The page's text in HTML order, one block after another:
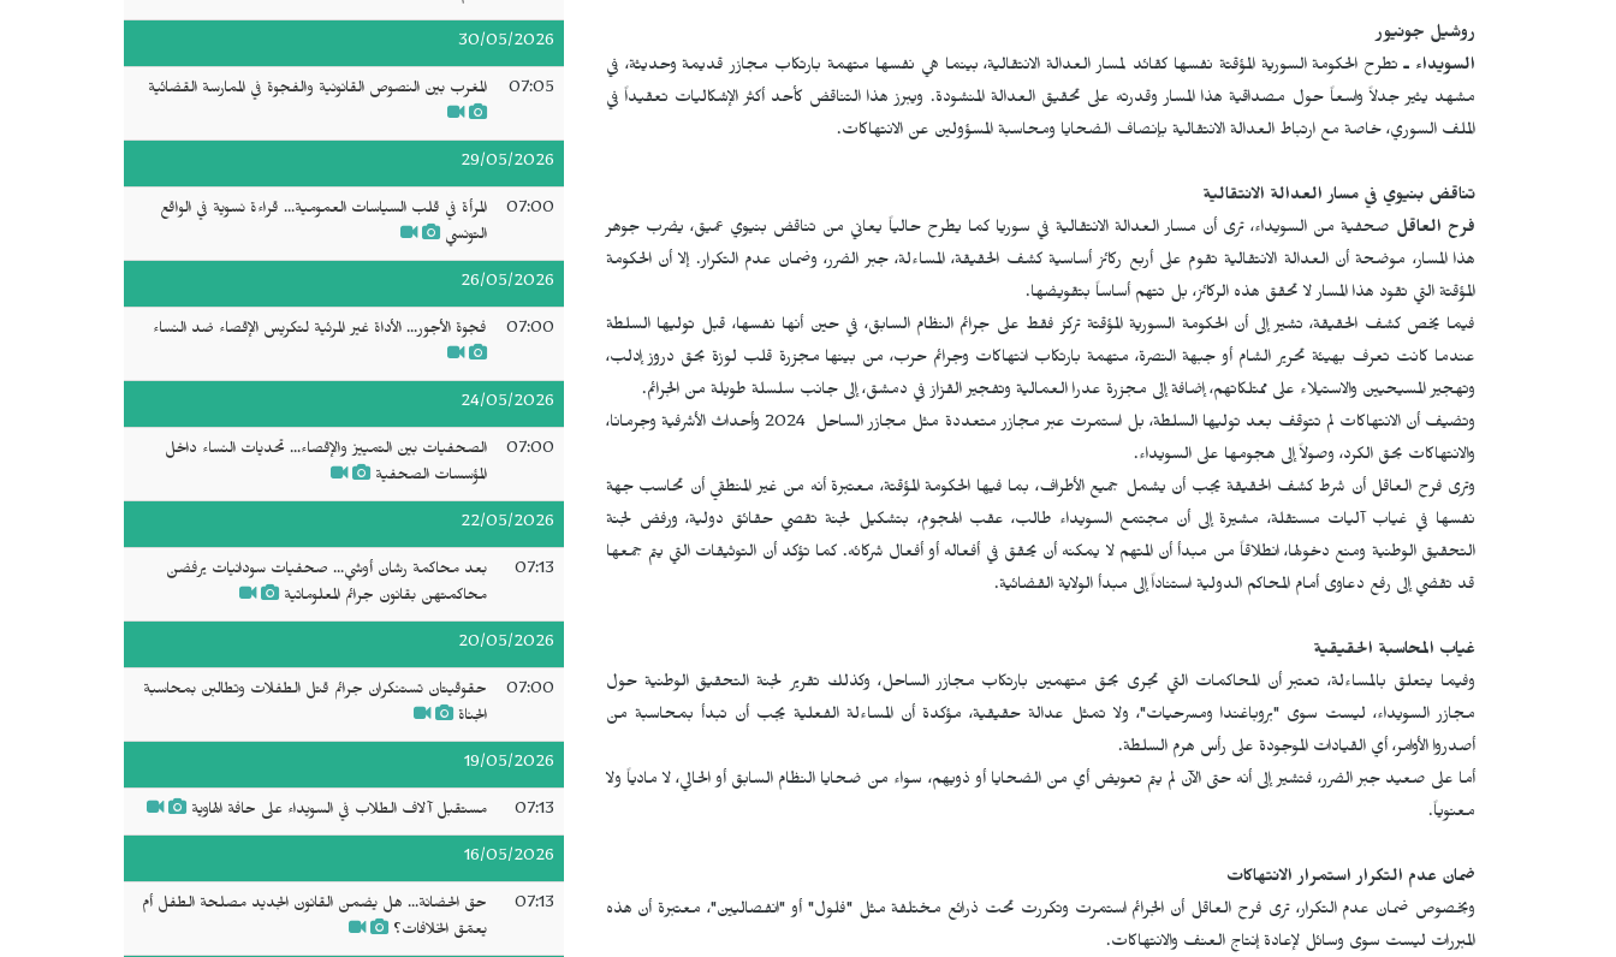
روشيل جونيور
السويداء ـتطرح الحكومة السورية المؤقتة نفسها كقائد لمسار العدالة الانتقالية، بينما هي نفسها متهمة بارتكاب مجازر قديمة وحديثة، في
مشهد يثير جدلاً واسعاً حول مصداقية هذا المسار وقدرته على تحقيق العدالة المنشودة. ويبرز هذا التناقض كأحد أكثر الإشكاليات تعقيداً في
الملف السوري، خاصة مع ارتباط العدالة الانتقالية بإنصاف الضحايا ومحاسبة المسؤولين عن الانتهاكات.
تناقض بنيوي في مسار العدالة الانتقالية
فرح العاقل صحفية من السويداء، ترى أن مسار العدالة الانتقالية في سوريا كما يطرح حالياً يعاني من تناقض بنيوي عميق، يضرب جوهر
هذا المسار، موضحة أن العدالة الانتقالية تقوم على أربع ركائز أساسية كشف الحقيقة، المساءلة، جبر الضرر، وضمان عدم التكرار. إلا أن الحكومة
المؤقتة التي تقود هذا المسار لا تحقق هذه الركائز، بل تتهم أساساً بتقويضها.
فيما يخص كشف الحقيقة، تشير إلى أن الحكومة السورية المؤقتة تركز فقط على جرائم النظام السابق، في حين أنها نفسها، قبل توليها السلطة
عندما كانت تعرف بهيئة تحرير الشام أو جبهة النصرة، متهمة بارتكاب انتهاكات وجرائم حرب، من بينها مجزرة قلب لوزة بحق دروز إدلب،
وتهجير المسيحيين والاستيلاء على ممتلكاتهم، إضافة إلى مجزرة عدرا العمالية وتفجير القزاز في دمشق، إلى جانب سلسلة طويلة من الجرائم.
وتضيف أن الانتهاكات لم تتوقف بعد توليها السلطة، بل استمرت عبر مجازر متعددة مثل مجازر الساحل 2024 وأحداث الأشرفية وجرمانا،
والانتهاكات بحق الكرد، وصولاً إلى هجومها على السويداء.
وترى فرح العاقل أن شرط كشف الحقيقة يجب أن يشمل جميع الأطراف، بما فيها الحكومة المؤقتة، معتبرة أنه من غير المنطقي أن تحاسب جهة
نفسها في غياب آليات مستقلة، مشيرة إلى أن مجتمع السويداء طالب، عقب الهجوم، بتشكيل لجنة تقصي حقائق دولية، ورفض لجنة
التحقيق الوطنية ومنع دخولها، انطلاقاً من مبدأ أن المتهم لا يمكنه أن يحقق في أفعاله أو أفعال شركائه. كما تؤكد أن التوثيقات التي يتم جمعها
قد تقضي إلى رفع دعاوى أمام المحاكم الدولية استناداً إلى مبدأ الولاية القضائية.
غياب المحاسبة الحقيقية
وفيما يتعلق بالمساءلة، تعتبر أن المحاكمات التي تجرى بحق متهمين بارتكاب مجازر الساحل، وكذلك تقرير لجنة التحقيق الوطنية حول
مجازر السويداء، ليست سوى "بروباغندا ومسرحيات"، ولا تمثل عدالة حقيقية، مؤكدة أن المساءلة الفعلية يجب أن تبدأ بمحاسبة من
أصدروا الأوامر، أي القيادات الموجودة على رأس هرم السلطة.
أما على صعيد جبر الضرر، فتشير إلى أنه حتى الآن لم يتم تعويض أي من الضحايا أو ذويهم، سواء من ضحايا النظام السابق أو الحالي، لا مادياً ولا
معنوياً.
ضمان عدم التكرار استمرار الانتهاكات
وبخصوص ضمان عدم التكرار، ترى فرح العاقل أن الجرائم استمرت وتكررت تحت ذرائع مختلفة مثل "فلول" أو "انفصاليين"، معتبرة أن هذه
المبررات ليست سوى وسائل لإعادة إنتاج العنف والانتهاكات.
30/05/2026
07:05 المغرب بين النصوص القانونية والفجوة في الممارسة القضائية
29/05/2026
07:00
المرأة في قلب السياسات العمومية... قراءة نسوية في الواقع
التونسي
26/05/2026
07:00 فجوة الأجور... الأداة غير المرئية لتكريس الإقصاء ضد النساء
24/05/2026
07:00
الصحفيات بين التمييز والإقصاء... تحديات النساء داخل
المؤسسات الصحفية
22/05/2026
07:13
بعد محاكمة رشان أوشي... صحفيات سودانيات يرفضن
محاكمتهن بقانون جرائم المعلوماتية
20/05/2026
07:00
حقوقيتان تستنكران جرائم قتل الطفلات وتطالبن بمحاسبة
الجناة
19/05/2026
07:13 مستقبل آلاف الطلاب في السويداء على حافة الهاوية
16/05/2026
07:13
حق الحضانة... هل يضمن القانون الجديد مصلحة الطفل أم
يعمّق الخلافات؟